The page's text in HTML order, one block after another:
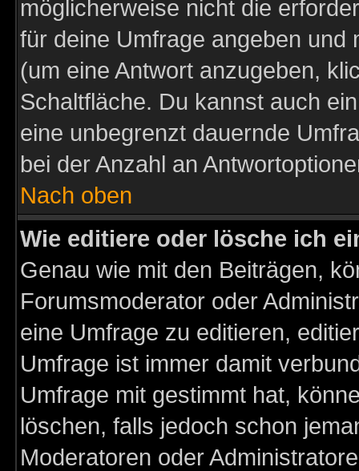
möglicherweise nicht die
für deine Umfrage angeben und
(um eine Antwort anzugeben,
Schaltfläche. Du kannst auch
eine unbegrenzt dauernde
bei der Anzahl an
Nach oben
Wie editiere oder lösche ich
Genau wie mit den Beiträgen,
Forumsmoderator oder
eine Umfrage zu editieren,
Umfrage ist immer damit
Umfrage mit gestimmt hat,
löschen, falls jedoch schon
Moderatoren oder